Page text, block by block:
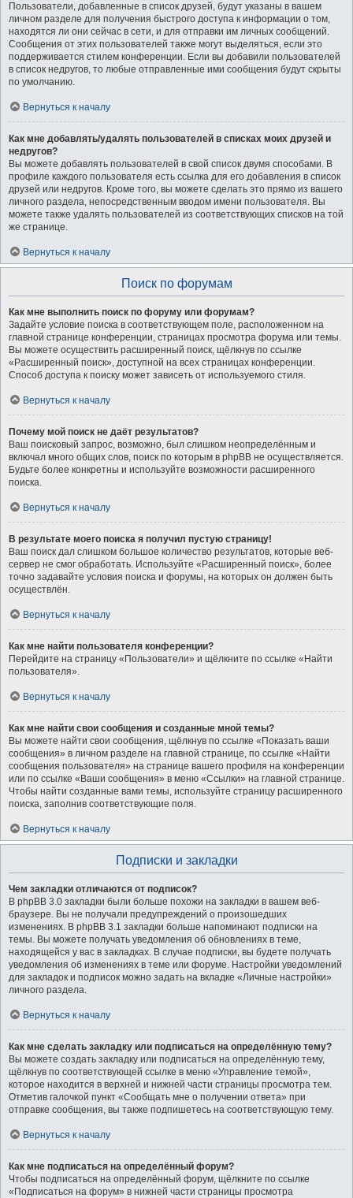
Пользователи, добавленные в список друзей, будут указаны в вашем
личном разделе для получения быстрого доступа к информации о том,
находятся ли они сейчас в сети, и для отправки им личных сообщений.
Сообщения от этих пользователей также могут выделяться, если это
поддерживается стилем конференции. Если вы добавили пользователей
в список недругов, то любые отправленные ими сообщения будут скрыты
по умолчанию.
Вернуться к началу
Как мне добавлять/удалять пользователей в списках моих друзей и
недругов?
Вы можете добавлять пользователей в свой список двумя способами. В
профиле каждого пользователя есть ссылка для его добавления в список
друзей или недругов. Кроме того, вы можете сделать это прямо из вашего
личного раздела, непосредственным вводом имени пользователя. Вы
можете также удалять пользователей из соответствующих списков на той
же странице.
Вернуться к началу
Поиск по форумам
Как мне выполнить поиск по форуму или форумам?
Задайте условие поиска в соответствующем поле, расположенном на
главной странице конференции, страницах просмотра форума или темы.
Вы можете осуществить расширенный поиск, щёлкнув по ссылке
«Расширенный поиск», доступной на всех страницах конференции.
Способ доступа к поиску может зависеть от используемого стиля.
Вернуться к началу
Почему мой поиск не даёт результатов?
Ваш поисковый запрос, возможно, был слишком неопределённым и
включал много общих слов, поиск по которым в phpBB не осуществляется.
Будьте более конкретны и используйте возможности расширенного
поиска.
Вернуться к началу
В результате моего поиска я получил пустую страницу!
Ваш поиск дал слишком большое количество результатов, которые веб-
сервер не смог обработать. Используйте «Расширенный поиск», более
точно задавайте условия поиска и форумы, на которых он должен быть
осуществлён.
Вернуться к началу
Как мне найти пользователя конференции?
Перейдите на страницу «Пользователи» и щёлкните по ссылке «Найти
пользователя».
Вернуться к началу
Как мне найти свои сообщения и созданные мной темы?
Вы можете найти свои сообщения, щёлкнув по ссылке «Показать ваши
сообщения» в личном разделе на главной странице, по ссылке «Найти
сообщения пользователя» на странице вашего профиля на конференции
или по ссылке «Ваши сообщения» в меню «Ссылки» на главной странице.
Чтобы найти созданные вами темы, используйте страницу расширенного
поиска, заполнив соответствующие поля.
Вернуться к началу
Подписки и закладки
Чем закладки отличаются от подписок?
В phpBB 3.0 закладки были больше похожи на закладки в вашем веб-
браузере. Вы не получали предупреждений о произошедших
изменениях. В phpBB 3.1 закладки больше напоминают подписки на
темы. Вы можете получать уведомления об обновлениях в теме,
находящейся у вас в закладках. В случае подписки, вы будете получать
уведомления об изменениях в теме или форуме. Настройки уведомлений
для закладок и подписок можно задать на вкладке «Личные настройки»
личного раздела.
Вернуться к началу
Как мне сделать закладку или подписаться на определённую тему?
Вы можете создать закладку или подписаться на определённую тему,
щёлкнув по соответствующей ссылке в меню «Управление темой»,
которое находится в верхней и нижней части страницы просмотра тем.
Отметив галочкой пункт «Сообщать мне о получении ответа» при
отправке сообщения, вы также подпишетесь на соответствующую тему.
Вернуться к началу
Как мне подписаться на определённый форум?
Чтобы подписаться на определённый форум, щёлкните по ссылке
«Подписаться на форум» в нижней части страницы просмотра